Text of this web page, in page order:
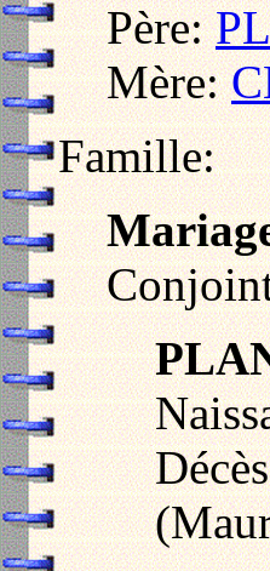
Père:
Mère:
Famille: